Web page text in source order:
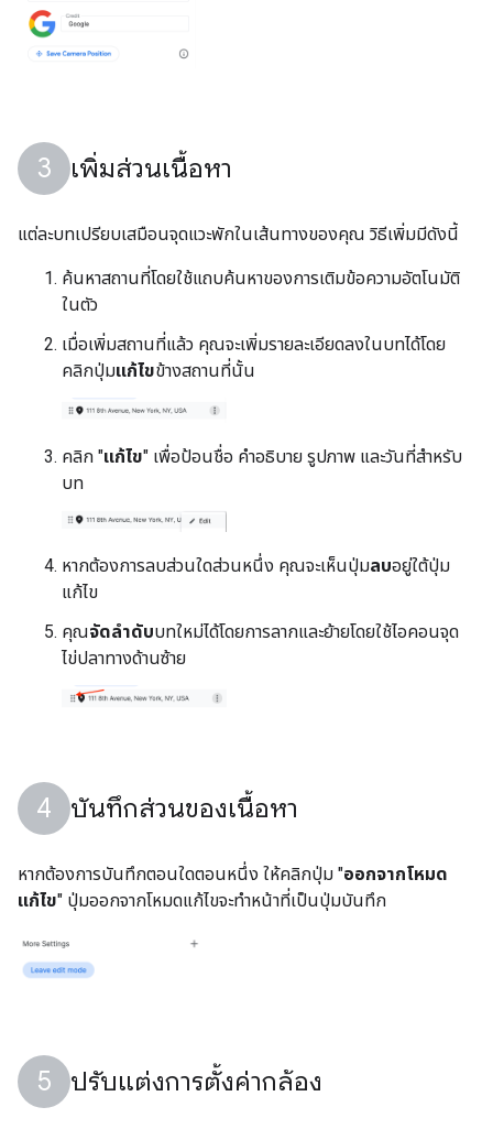
เพิ่มส่วนเนื้อหา
แต่ละบทเปรียบเสมือนจุดแวะพักในเส้นทางของคุณ วิธีเพิ่มมีดังนี้
ค้นหาสถานที่โดยใช้แถบค้นหาของการเติมข้อความอัตโนมัติ
ในตัว
เมื่อเพิ่มสถานที่แล้ว คุณจะเพิ่มรายละเอียดลงในบทได้โดย
คลิกปุ่มแก้ไขข้างสถานที่นั้น
คลิก "แก้ไข" เพื่อป้อนชื่อ คำอธิบาย รูปภาพ และวันที่สำหรับ
บท
หากต้องการลบส่วนใดส่วนหนึ่ง คุณจะเห็นปุ่มลบอยู่ใต้ปุ่ม
แก้ไข
คุณจัดลำดับบทใหม่ได้โดยการลากและย้ายโดยใช้ไอคอนจุด
ไข่ปลาทางด้านซ้าย
บันทึกส่วนของเนื้อหา
หากต้องการบันทึกตอนใดตอนหนึ่ง ให้คลิกปุ่ม "ออกจากโหมด
แก้ไข" ปุ่มออกจากโหมดแก้ไขจะทำหน้าที่เป็นปุ่มบันทึก
ปรับแต่งการตั้งค่ากล้อง